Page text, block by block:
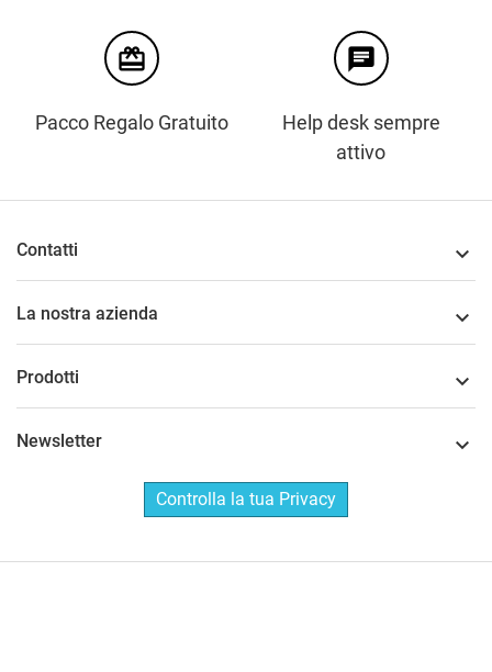
card_giftcard
Pacco Regalo Gratuito
chat
Help desk sempre
attivo
Contatti 
La nostra azienda 
Prodotti 
Newsletter 
Controlla la tua Privacy